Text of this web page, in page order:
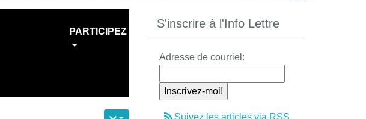
PARTICIPEZ
S'inscrire à l'Info Lettre
Adresse de courriel:
Suivez les articles via RSS